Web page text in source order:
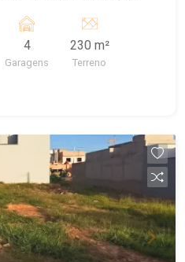
4
Garagens
230 m²
Terreno